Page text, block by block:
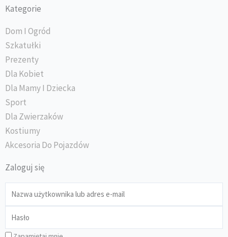
Kategorie
Dom I Ogród
Szkatułki
Prezenty
Dla Kobiet
Dla Mamy I Dziecka
Sport
Dla Zwierzaków
Kostiumy
Akcesoria Do Pojazdów
Zaloguj się